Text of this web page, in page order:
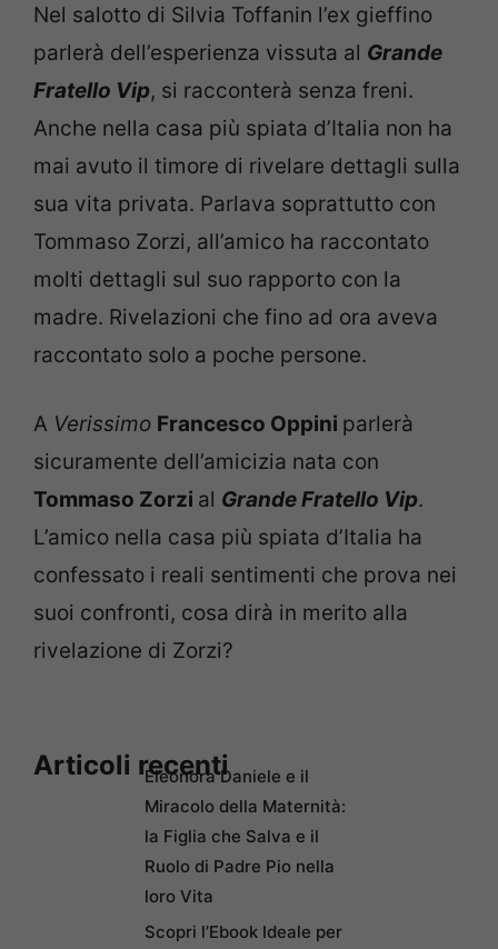
Nel salotto di Silvia Toffanin l’ex gieffino
parlerà dell’esperienza vissuta al Grande
Fratello Vip, si racconterà senza freni.
Anche nella casa più spiata d’Italia non ha
mai avuto il timore di rivelare dettagli sulla
sua vita privata. Parlava soprattutto con
Tommaso Zorzi, all’amico ha raccontato
molti dettagli sul suo rapporto con la
madre. Rivelazioni che fino ad ora aveva
raccontato solo a poche persone.
A Verissimo Francesco Oppini parlerà
sicuramente dell’amicizia nata con
Tommaso Zorzi al Grande Fratello Vip.
L’amico nella casa più spiata d’Italia ha
confessato i reali sentimenti che prova nei
suoi confronti, cosa dirà in merito alla
rivelazione di Zorzi?
Articoli recentiEleonora Daniele e il
Miracolo della Maternità:
la Figlia che Salva e il
Ruolo di Padre Pio nella
loro Vita
Scopri l’Ebook Ideale per